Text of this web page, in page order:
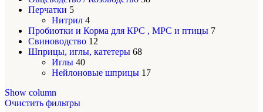
Перчатки 5
Нитрил 4
Пробиотки и Корма для КРС , МРС и птицы 7
Свиноводство 12
Шприцы, иглы, катетеры 68
Иглы 40
Нейлоновые шприцы 17
Show column
Очистить фильтры